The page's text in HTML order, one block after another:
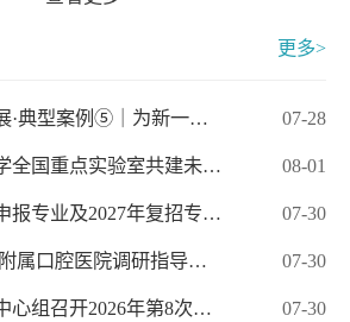
更多>
07-28
·典型案例⑤｜为新一…
08-01
全国重点实验室共建未…
07-30
报专业及2027年复招专…
07-30
属口腔医院调研指导…
07-30
心组召开2026年第8次…